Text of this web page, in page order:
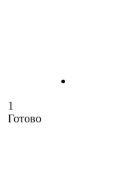
1
Готово